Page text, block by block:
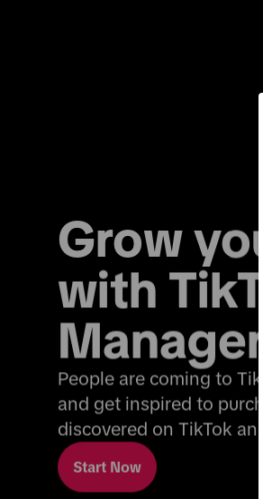
Grow
with
Manager
People are coming to
and get inspired to
discovered on TikTok
Start Now